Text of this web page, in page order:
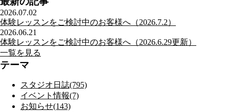
2026.07.02
体験レッスンをご検討中のお客様へ（2026.7.2）
2026.06.21
体験レッスンをご検討中のお客様へ（2026.6.29更新）
一覧を見る
テーマ
スタジオ日誌(795)
イベント情報(7)
お知らせ(143)